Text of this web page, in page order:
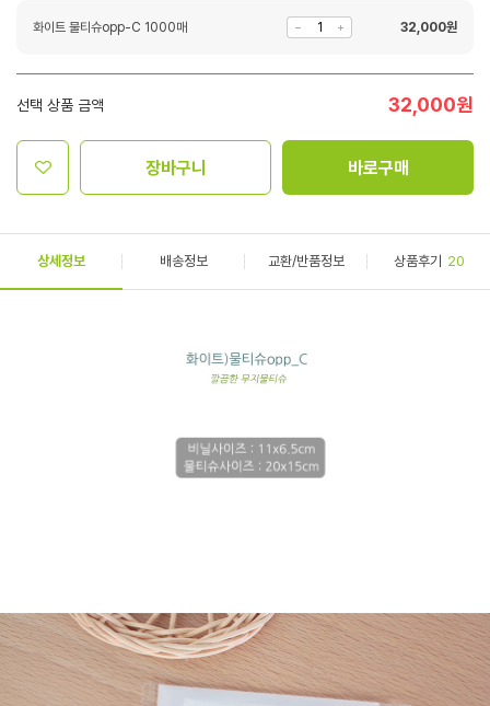
화이트 물티슈opp-C 1000매 32,000원
선택 상품 금액 32,000원
장바구니 바로구매
상세정보 배송정보 교환/반품정보 상품후기 20